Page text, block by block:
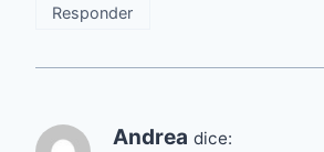
Responder
Andrea dice: